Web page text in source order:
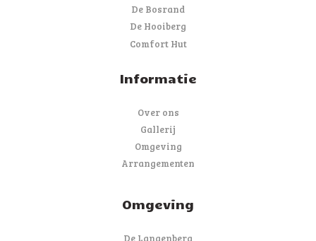
De Bosrand
De Hooiberg
Comfort Hut
Informatie
Over ons
Gallerij
Omgeving
Arrangementen
Omgeving
De Langenberg